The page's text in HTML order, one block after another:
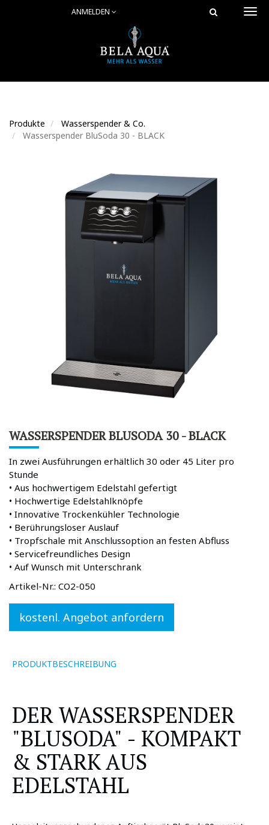
ANMELDEN
Produkte
Wasserspender & Co.
Wasserspender BluSoda 30 - BLACK
WASSERSPENDER BLUSODA 30 - BLACK
In zwei Ausführungen erhältlich 30 oder 45 Liter pro
Stunde
• Aus hochwertigem Edelstahl gefertigt
• Hochwertige Edelstahlknöpfe
• Innovative Trockenkühler Technologie
• Berührungsloser Auslauf
• Tropfschale mit Anschlussoption an festen Abfluss
• Servicefreundliches Design
• Auf Wunsch mit Unterschrank
Artikel-Nr.: CO2-050
kostenl. Angebot anfordern
PRODUKTBESCHREIBUNG
DER WASSERSPENDER
"BLUSODA" - KOMPAKT
& STARK AUS
EDELSTAHL